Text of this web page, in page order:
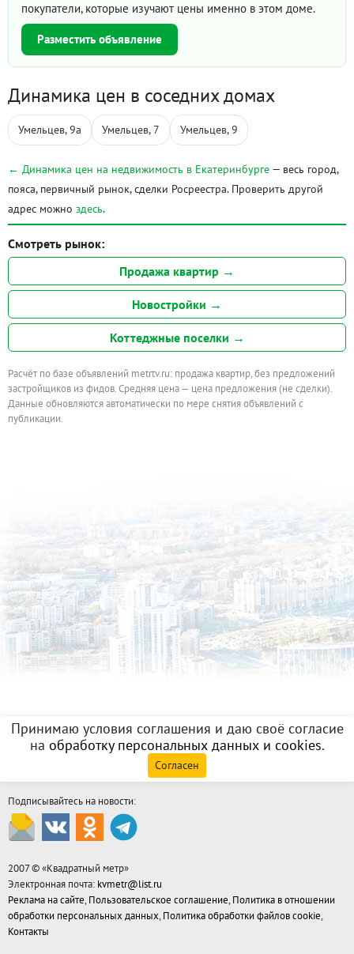
покупатели, которые изучают цены именно в этом доме.
Разместить объявление
Динамика цен в соседних домах
Умельцев, 9а Умельцев, 7 Умельцев, 9
← Динамика цен на недвижимость в Екатеринбурге — весь город,
пояса, первичный рынок, сделки Росреестра. Проверить другой
адрес можно здесь.
Смотреть рынок:
Продажа квартир →
Новостройки →
Коттеджные поселки →
Расчёт по базе объявлений metrtv.ru: продажа квартир, без предложений
застройщиков из фидов. Средняя цена — цена предложения (не сделки).
Данные обновляются автоматически по мере снятия объявлений с
публикации.
Принимаю условия соглашения и даю своё согласие
на обработку персональных данных и cookies.
Согласен
Подписывайтесь на новости:
2007 © «Квадратный метр»
Электронная почта: kvmetr@list.ru
Реклама на сайте, Пользовательское соглашение, Политика в отношении
обработки персональных данных, Политика обработки файлов cookie,
Контакты